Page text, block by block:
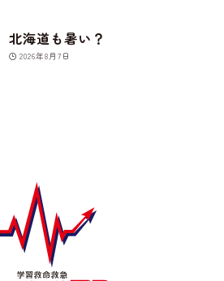
北海道も暑い？
2026年8月7日